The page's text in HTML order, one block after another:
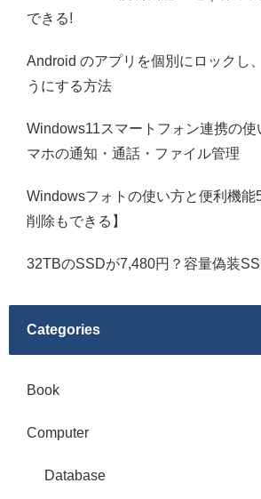
できる!
Android のアプリを個別にロックし
うにする方法
Windows11スマートフォン連携の使
マホの通知・通話・ファイル管理
Windowsフォトの使い方と便利機能
削除もできる】
32TBのSSDが7,480円？容量偽装
Categories
Book
Computer
Database